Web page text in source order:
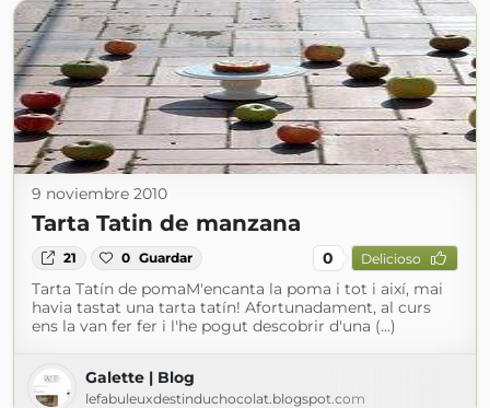
9 noviembre 2010
Tarta Tatin de manzana
21 0 Guardar 0 Delicioso
Tarta Tatín de pomaM'encanta la poma i tot i així, mai
havia tastat una tarta tatín! Afortunadament, al curs
ens la van fer fer i l'he pogut descobrir d'una (...)
Galette | Blog
lefabuleuxdestinduchocolat.blogspot.com